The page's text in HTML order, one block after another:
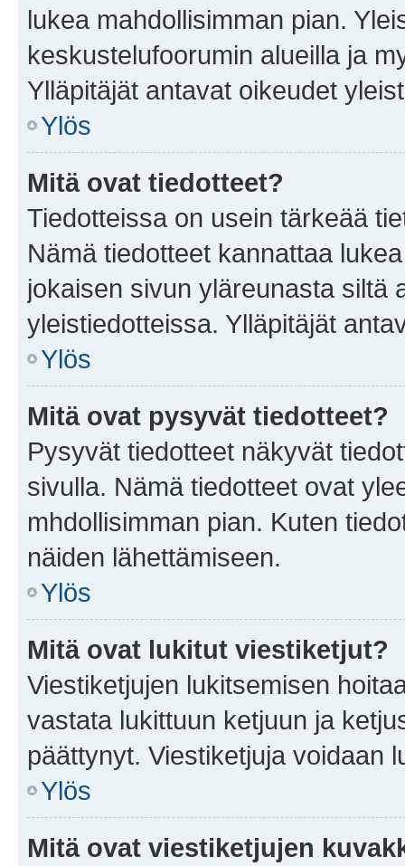
lukea mahdollisimman pian.
keskustelufoorumin alueilla ja
Ylläpitäjät antavat oikeudet
Ylös
Mitä ovat tiedotteet?
Tiedotteissa on usein tärkeää
Nämä tiedotteet kannattaa
jokaisen sivun yläreunasta siltä
yleistiedotteissa. Ylläpitäjät
Ylös
Mitä ovat pysyvät tiedotteet?
Pysyvät tiedotteet näkyvät
sivulla. Nämä tiedotteet ovat
mhdollisimman pian. Kuten
näiden lähettämiseen.
Ylös
Mitä ovat lukitut viestiketjut?
Viestiketjujen lukitsemisen
vastata lukittuun ketjuun ja
päättynyt. Viestiketjuja voidaan
Ylös
Mitä ovat viestiketjujen